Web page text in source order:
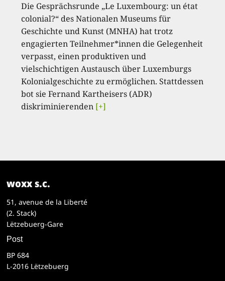
Die Gesprächsrunde „Le Luxembourg: un état
colonial?“ des Nationalen Museums für
Geschichte und Kunst (MNHA) hat trotz
engagierten Teilnehmer*innen die Gelegenheit
verpasst, einen produktiven und
vielschichtigen Austausch über Luxemburgs
Kolonialgeschichte zu ermöglichen. Stattdessen
bot sie Fernand Kartheisers (ADR)
diskriminierenden [+]
woxx s.c.
51, avenue de la Liberté
(2. Stack)
Lëtzebuerg-Gare
Post
BP 684
L-2016 Lëtzebuerg